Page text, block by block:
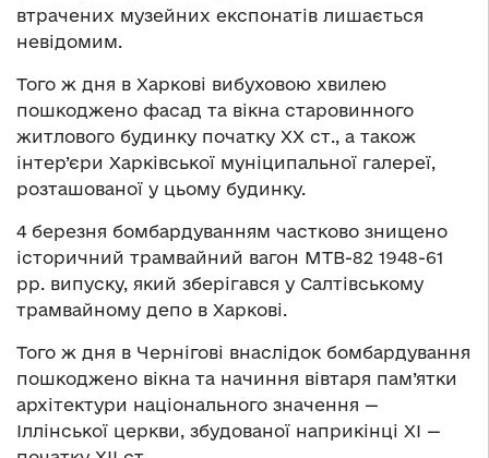
втрачених музейних експонатів лишається
невідомим.
Того ж дня в Харкові вибуховою хвилею
пошкоджено фасад та вікна старовинного
житлового будинку початку ХХ ст., а також
інтер’єри Харківської муніципальної галереї,
розташованої у цьому будинку.
4 березня бомбардуванням частково знищено
історичний трамвайний вагон МТВ-82 1948-61
рр. випуску, який зберігався у Салтівському
трамвайному депо в Харкові.
Того ж дня в Чернігові внаслідок бомбардування
пошкоджено вікна та начиння вівтаря пам’ятки
архітектури національного значення —
Iллінської церкви, збудованої наприкінці ХІ —